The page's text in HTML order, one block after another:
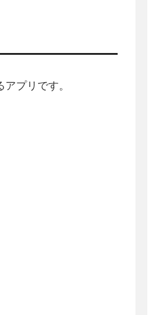
プリです。